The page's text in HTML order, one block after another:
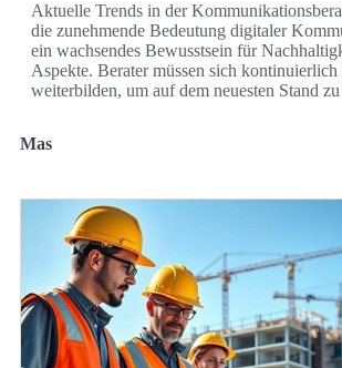
Aktuelle Trends in der
die zunehmende Bedeutung digitaler
ein wachsendes Bewusstsein für
Aspekte. Berater müssen sich
weiterbilden, um auf dem neuesten Stand
Mas